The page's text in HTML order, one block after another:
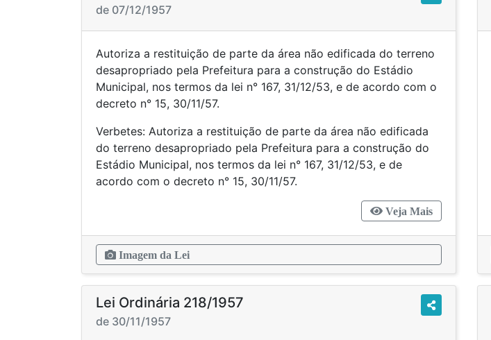
de 07/12/1957
Autoriza a restituição de parte da área não edificada do terreno
desapropriado pela Prefeitura para a construção do Estádio
Municipal, nos termos da lei n° 167, 31/12/53, e de acordo com o
decreto n° 15, 30/11/57.
Verbetes: Autoriza a restituição de parte da área não edificada
do terreno desapropriado pela Prefeitura para a construção do
Estádio Municipal, nos termos da lei n° 167, 31/12/53, e de
acordo com o decreto n° 15, 30/11/57.
Veja Mais
Imagem da Lei
Lei Ordinária 218/1957
de 30/11/1957